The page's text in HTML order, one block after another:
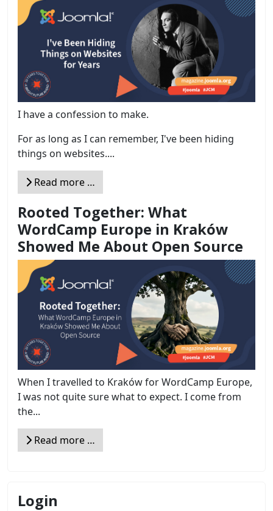
I have a confession to make.
For as long as I can remember, I've been hiding
things on websites....
Read more …
Rooted Together: What
WordCamp Europe in Kraków
Showed Me About Open Source
When I travelled to Kraków for WordCamp Europe,
I was not quite sure what to expect. I come from
the...
Read more …
Login